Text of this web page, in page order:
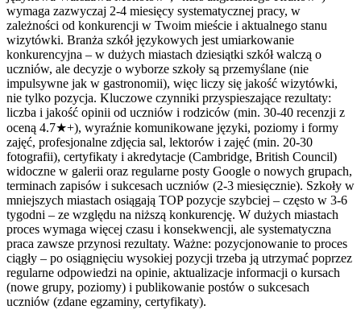
wymaga zazwyczaj 2-4 miesięcy systematycznej pracy, w
zależności od konkurencji w Twoim mieście i aktualnego stanu
wizytówki. Branża szkół językowych jest umiarkowanie
konkurencyjna – w dużych miastach dziesiątki szkół walczą o
uczniów, ale decyzje o wyborze szkoły są przemyślane (nie
impulsywne jak w gastronomii), więc liczy się jakość wizytówki,
nie tylko pozycja. Kluczowe czynniki przyspieszające rezultaty:
liczba i jakość opinii od uczniów i rodziców (min. 30-40 recenzji z
oceną 4.7★+), wyraźnie komunikowane języki, poziomy i formy
zajęć, profesjonalne zdjęcia sal, lektorów i zajęć (min. 20-30
fotografii), certyfikaty i akredytacje (Cambridge, British Council)
widoczne w galerii oraz regularne posty Google o nowych grupach,
terminach zapisów i sukcesach uczniów (2-3 miesięcznie). Szkoły w
mniejszych miastach osiągają TOP pozycje szybciej – często w 3-6
tygodni – ze względu na niższą konkurencję. W dużych miastach
proces wymaga więcej czasu i konsekwencji, ale systematyczna
praca zawsze przynosi rezultaty. Ważne: pozycjonowanie to proces
ciągły – po osiągnięciu wysokiej pozycji trzeba ją utrzymać poprzez
regularne odpowiedzi na opinie, aktualizacje informacji o kursach
(nowe grupy, poziomy) i publikowanie postów o sukcesach
uczniów (zdane egzaminy, certyfikaty).